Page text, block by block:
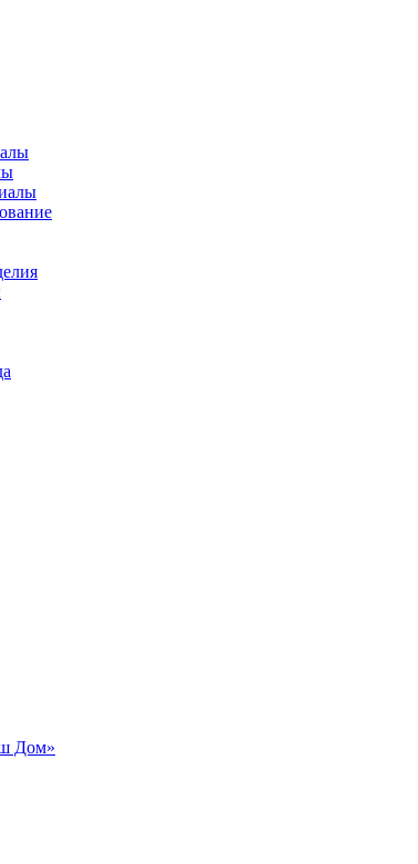
Дом»